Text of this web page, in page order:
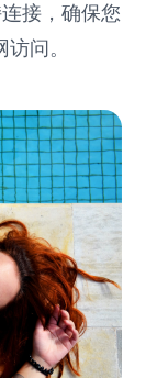
接，确保您
问。